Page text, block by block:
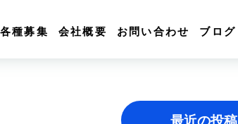
各種募集 会社概要 お問い合わせ ブログ
最近の投稿